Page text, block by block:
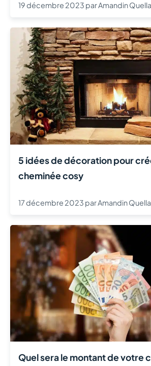
19 décembre 2023 parAmandin Quella
5 idées de décoration pour
cheminée cosy
17 décembre 2023 parAmandin Quella
Quel sera le montant de votre